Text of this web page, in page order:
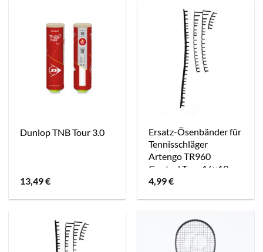
Dunlop TNB Tour 3.0
13,49€
Ersatz-Ösenbänder für
Tennisschläger
Artengo TR960
Control Tour 16×19
4,99€